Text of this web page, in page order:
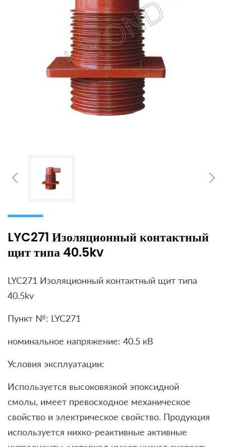
LYC271 Изоляционный контактный
щит типа 40.5kv
LYC271 Изоляционный контактный щит типа
40.5kv
Пункт №: LYC271
номинальное напряжение: 40.5 кВ
Условия эксплуатации:
Используется высоковязкой эпоксидной
смолы, имеет превосходное механическое
свойство и электрическое свойство. Продукция
используется нихко-реактивные активные